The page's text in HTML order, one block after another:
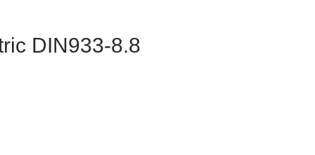
DIN933-8.8